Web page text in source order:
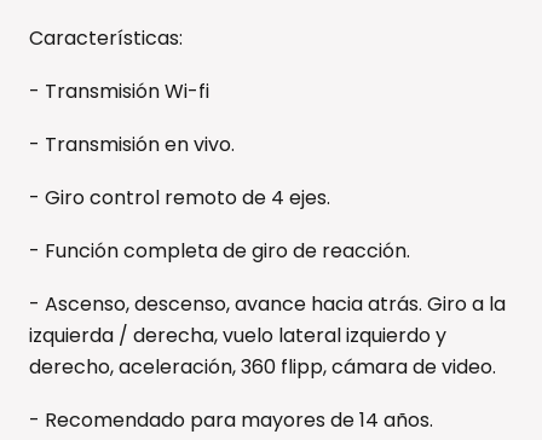
Características:
- Transmisión Wi-fi
- Transmisión en vivo.
- Giro control remoto de 4 ejes.
- Función completa de giro de reacción.
- Ascenso, descenso, avance hacia atrás. Giro a la
izquierda / derecha, vuelo lateral izquierdo y
derecho, aceleración, 360 flipp, cámara de video.
- Recomendado para mayores de 14 años.